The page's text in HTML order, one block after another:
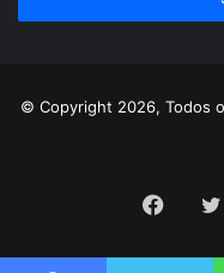
de
© Copyright 2026, Todos